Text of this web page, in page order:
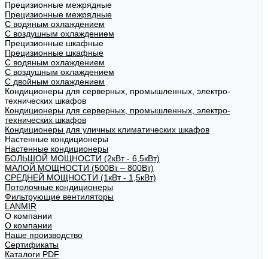
Прецизионные межрядные
Прецизионные межрядные
С водяным охлаждением
С воздушным охлаждением
Прецизионные шкафные
Прецизионные шкафные
С водяным охлаждением
С воздушным охлаждением
С двойным охлаждением
Кондиционеры для серверных, промышленных, электро-
технических шкафов
Кондиционеры для серверных, промышленных, электро-
технических шкафов
Кондиционеры для уличных климатических шкафов
Настенные кондиционеры
Настенные кондиционеры
БОЛЬШОЙ МОЩНОСТИ (2кВт - 6,5кВт)
МАЛОЙ МОЩНОСТИ (500Вт – 800Вт)
СРЕДНЕЙ МОЩНОСТИ (1кВт - 1,5кВт)
Потолочные кондиционеры
Фильтрующие вентиляторы
LANMIR
О компании
О компании
Наше производство
Сертификаты
Каталоги PDF